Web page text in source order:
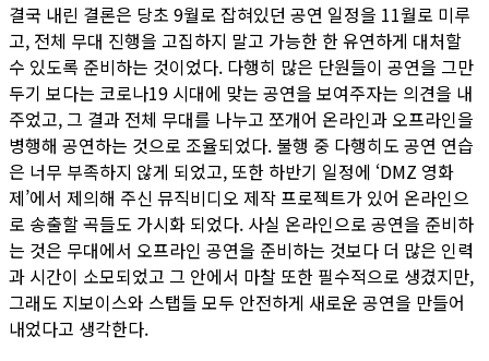
결국 내린 결론은 당초 9월로 잡혀있던 공연 일정을 11월로 미루
고, 전체 무대 진행을 고집하지 말고 가능한 한 유연하게 대처할
수 있도록 준비하는 것이었다. 다행히 많은 단원들이 공연을 그만
두기 보다는 코로나19 시대에 맞는 공연을 보여주자는 의견을 내
주었고, 그 결과 전체 무대를 나누고 쪼개어 온라인과 오프라인을
병행해 공연하는 것으로 조율되었다. 불행 중 다행히도 공연 연습
은 너무 부족하지 않게 되었고, 또한 하반기 일정에 ‘DMZ 영화
제’에서 제의해 주신 뮤직비디오 제작 프로젝트가 있어 온라인으
로 송출할 곡들도 가시화 되었다. 사실 온라인으로 공연을 준비하
는 것은 무대에서 오프라인 공연을 준비하는 것보다 더 많은 인력
과 시간이 소모되었고 그 안에서 마찰 또한 필수적으로 생겼지만,
그래도 지보이스와 스탭들 모두 안전하게 새로운 공연을 만들어
내었다고 생각한다.